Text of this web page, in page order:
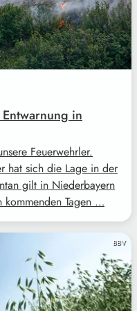
in
Feuerwehrler.
hat sich die Lage in der
gilt in Niederbayern
kommenden Tagen …
BBV